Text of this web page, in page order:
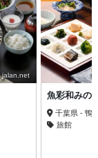
jalan.net
魚彩和み
千葉県 - 鴨
旅館